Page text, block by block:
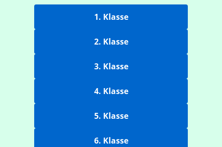
1. Klasse
2. Klasse
3. Klasse
4. Klasse
5. Klasse
6. Klasse